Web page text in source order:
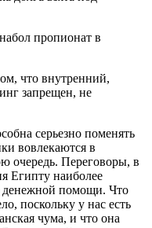
пропионат в
что внутренний,
запрещен, не
серьезно поменять
вовлекаются в
очередь. Переговоры, в
Египту наиболее
денежной помощи. Что
поскольку у нас есть
чума, и что она